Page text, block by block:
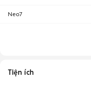
Neo7
Tiện ích